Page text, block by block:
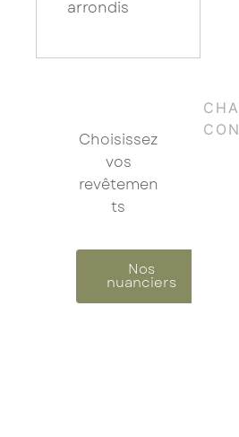
arrondis
Choisissez
vos
revêtemen
ts
Nos
nuanciers
Je confirme mon inscription à
Les champs marqués d’un